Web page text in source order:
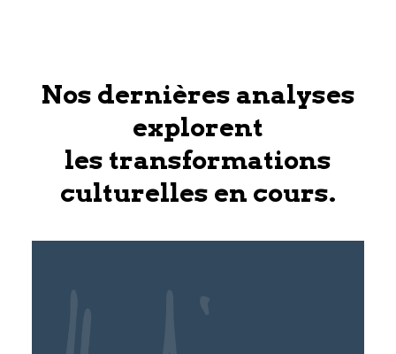
Nos dernières analyses
explorent
les transformations
culturelles en cours.